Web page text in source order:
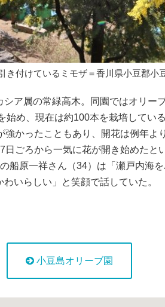
き付けているミモザ＝香川県小豆郡小
ア属の常緑高木。同園ではオリー
め、現在は約100本を栽培している
かったこともあり、開花は例年よ
ごろから一気に花が開き始めたと
船原一祥さん（34）は「瀬戸内海
いらしい」と笑顔で話していた。
小豆島オリーブ園